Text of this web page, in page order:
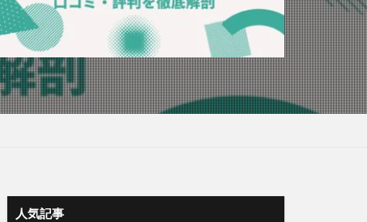
人気記事